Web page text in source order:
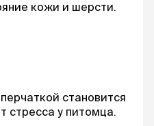
кожи и шерсти.
становится
стресса у питомца.